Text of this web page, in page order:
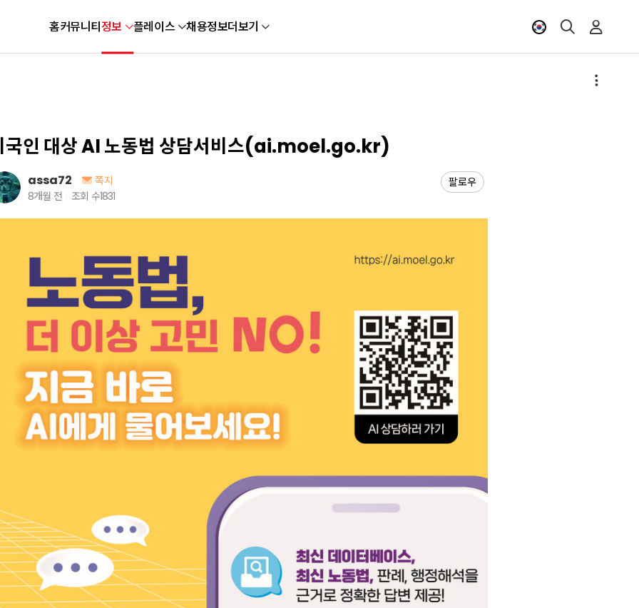
홈커뮤니티정보 플레이스 채용정보더보기
국인 대상 AI 노동법 상담서비스(ai.moel.go.kr)
assa72
쪽지
8개월 전
조회 수1831
팔로우